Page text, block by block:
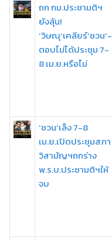
ถก กม.ประชามติฯ
ยังลุ้น!
‘วิษณุ’เคลียร์‘ชวน’-
ตอบไม่ได้ประชุม 7-
8 เม.ย.หรือไม่
‘ชวน’เล็ง 7-8
เม.ย.เปิดประชุมสภา
วิสามัญฯถกร่าง
พ.ร.บ.ประชามติฯให้
จบ